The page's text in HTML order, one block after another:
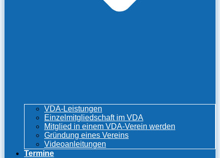
VDA-Leistungen
Einzelmitgliedschaft im VDA
Mitglied in einem VDA-Verein werden
Gründung eines Vereins
Videoanleitungen
Termine